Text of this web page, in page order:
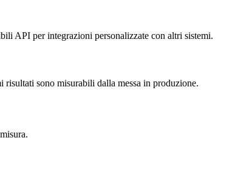
API per integrazioni personalizzate con altri sistemi.
sono misurabili dalla messa in produzione.